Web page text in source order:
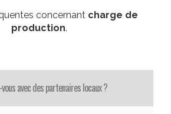
concernant charge de
production.
avec des partenaires locaux ?